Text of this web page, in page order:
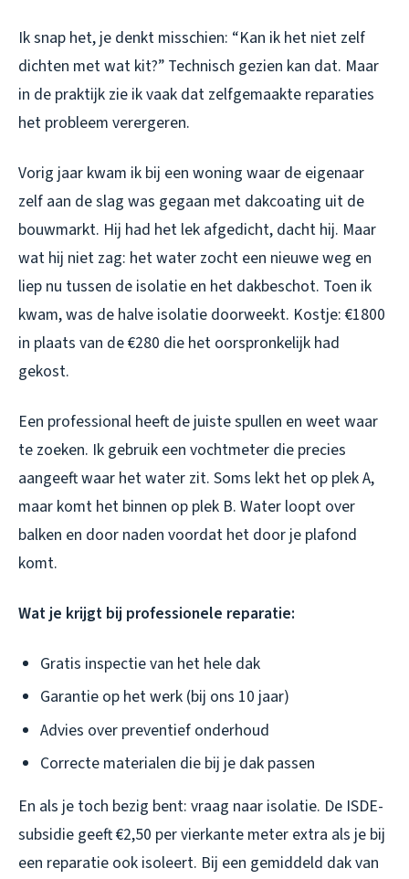
Ik snap het, je denkt misschien: “Kan ik het niet zelf
dichten met wat kit?” Technisch gezien kan dat. Maar
in de praktijk zie ik vaak dat zelfgemaakte reparaties
het probleem verergeren.
Vorig jaar kwam ik bij een woning waar de eigenaar
zelf aan de slag was gegaan met dakcoating uit de
bouwmarkt. Hij had het lek afgedicht, dacht hij. Maar
wat hij niet zag: het water zocht een nieuwe weg en
liep nu tussen de isolatie en het dakbeschot. Toen ik
kwam, was de halve isolatie doorweekt. Kostje: €1800
in plaats van de €280 die het oorspronkelijk had
gekost.
Een professional heeft de juiste spullen en weet waar
te zoeken. Ik gebruik een vochtmeter die precies
aangeeft waar het water zit. Soms lekt het op plek A,
maar komt het binnen op plek B. Water loopt over
balken en door naden voordat het door je plafond
komt.
Wat je krijgt bij professionele reparatie:
Gratis inspectie van het hele dak
Garantie op het werk (bij ons 10 jaar)
Advies over preventief onderhoud
Correcte materialen die bij je dak passen
En als je toch bezig bent: vraag naar isolatie. De ISDE-
subsidie geeft €2,50 per vierkante meter extra als je bij
een reparatie ook isoleert. Bij een gemiddeld dak van